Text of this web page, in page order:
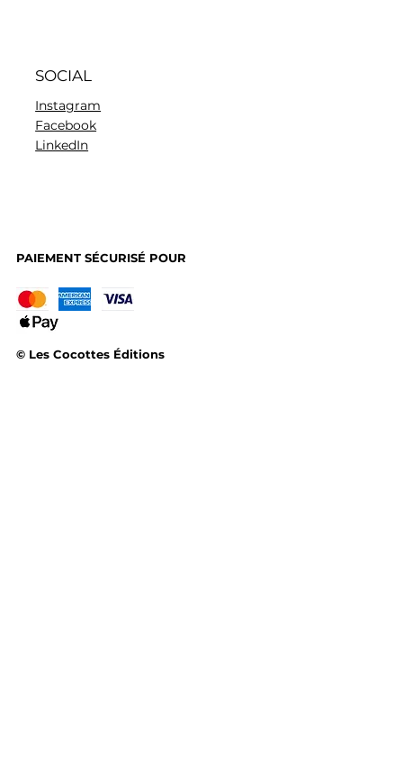
SOCIAL
Instagram
Facebook
LinkedIn
© Les Cocottes Éditions
PAIEMENT SÉCURISÉ POUR